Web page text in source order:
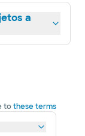
a
tothese terms